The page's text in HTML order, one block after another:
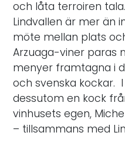
och låta terroiren
Lindvallen är mer än
möte mellan plats
Arzuaga-viner paras
menyer framtagna i
och svenska kockar.
dessutom en kock
vinhusets egen,
– tillsammans med